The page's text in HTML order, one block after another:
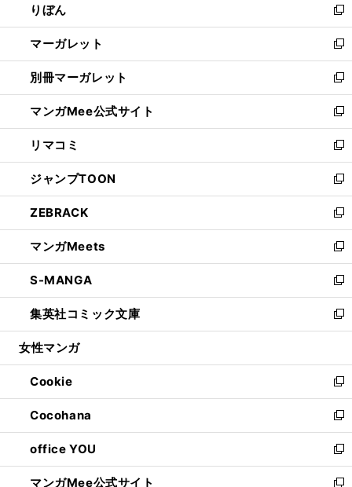
く
で
開
く
ド
ウ
で
開
く
ィ
ン
ド
ウ
で
開
く
りぼん
新
し
い
ウ
ィ
ン
ド
ウ
で
開
く
マーガレット
新
し
い
ウ
ィ
ン
ド
ウ
で
開
く
別冊マーガレット
新
し
い
ウ
ィ
ン
ド
ウ
で
開
く
マンガMee公式サイト
新
し
い
ウ
ィ
ン
ド
ウ
で
開
く
リマコミ
新
し
い
ウ
ィ
ン
ド
ウ
で
開
く
ジャンプTOON
新
し
い
ウ
ィ
ン
ド
ウ
で
開
ZEBRACK
新
し
い
ウ
ィ
ン
ド
ウ
開
く
マンガMeets
新
し
い
ウ
ィ
ン
ウ
で
開
く
S-MANGA
新
し
い
ウ
ン
ド
ウ
で
開
く
集英社コミック文庫
新
し
ウ
ィ
ン
ド
ウ
で
開
く
女性マンガ
Cookie
新
し
い
ウ
ィ
ン
ド
Cocohana
新
し
い
ウ
office YOU
新
し
マンガMee公式サイト